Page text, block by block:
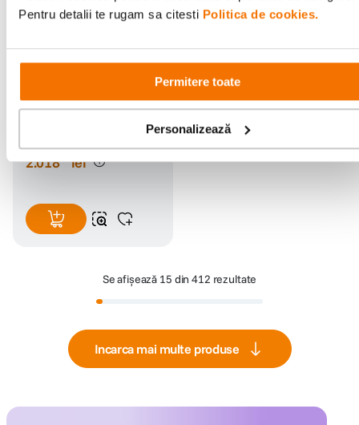
Pentru detalii te rugam sa citesti Politica de cookies.
Permitere toate
Personalizează
Sony A6300 Body SH-
2.018 lei
Se afișează 15 din 412 rezultate
Incarca mai multe produse